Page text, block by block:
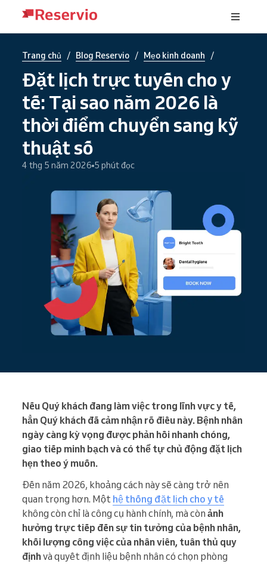
Trang chủ / Blog Reservio / Mẹo kinh doanh /
Đặt lịch trực tuyến cho y
tế: Tại sao năm 2026 là
thời điểm chuyển sang kỹ
thuật số
4 thg 5 năm 2026 5 phút đọc
Nếu Quý khách đang làm việc trong lĩnh vực y tế,
hẳn Quý khách đã cảm nhận rõ điều này. Bệnh nhân
ngày càng kỳ vọng được phản hồi nhanh chóng,
giao tiếp minh bạch và có thể tự chủ động đặt lịch
hẹn theo ý muốn.
Đến năm 2026, khoảng cách này sẽ càng trở nên
quan trọng hơn. Một hệ thống đặt lịch cho y tế
không còn chỉ là công cụ hành chính, mà còn ảnh
hưởng trực tiếp đến sự tin tưởng của bệnh nhân,
khối lượng công việc của nhân viên, tuân thủ quy
địnhvà quyết định liệu bệnh nhân có chọn phòng